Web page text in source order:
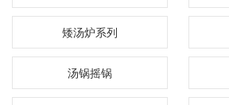
矮汤炉系列
汤锅摇锅